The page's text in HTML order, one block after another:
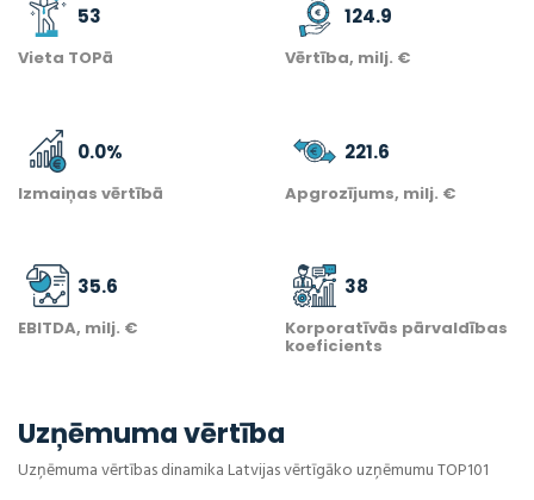
53
Vieta TOPā
124.9
Vērtība, milj. €
0.0%
Izmaiņas vērtībā
221.6
Apgrozījums, milj. €
35.6
EBITDA, milj. €
38
Korporatīvās pārvaldības
koeficients
Uzņēmuma vērtība
Uzņēmuma vērtības dinamika Latvijas vērtīgāko uzņēmumu TOP101